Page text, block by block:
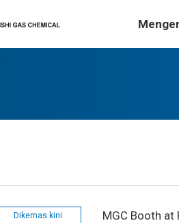
Dikemas kini MGC Booth at